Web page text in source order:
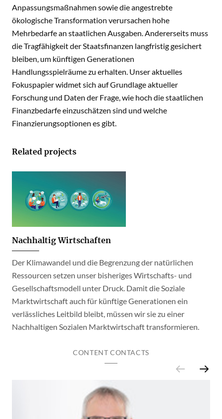
Anpassungsmaßnahmen sowie die angestrebte
ökologische Transformation verursachen hohe
Mehrbedarfe an staatlichen Ausgaben. Andererseits muss
die Tragfähigkeit der Staatsfinanzen langfristig gesichert
bleiben, um künftigen Generationen
Handlungsspielräume zu erhalten. Unser aktuelles
Fokuspapier widmet sich auf Grundlage aktueller
Forschung und Daten der Frage, wie hoch die staatlichen
Finanzbedarfe einzuschätzen sind und welche
Finanzierungsoptionen es gibt.
Related projects
Nachhaltig Wirtschaften
Der Klimawandel und die Begrenzung der natürlichen
Ressourcen setzen unser bisheriges Wirtschafts- und
Gesellschaftsmodell unter Druck. Damit die Soziale
Marktwirtschaft auch für künftige Generationen ein
verlässliches Leitbild bleibt, müssen wir sie zu einer
Nachhaltigen Sozialen Marktwirtschaft transformieren.
CONTENT CONTACTS